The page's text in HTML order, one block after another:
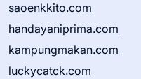
saoenkkito.com
handayaniprima.com
kampungmakan.com
luckycatck.com